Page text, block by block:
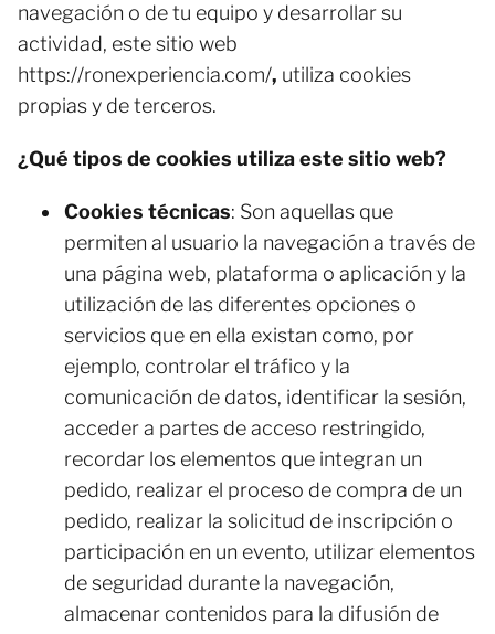
navegación o de tu equipo y desarrollar su
actividad, este sitio web
https://ronexperiencia.com/, utiliza cookies
propias y de terceros.
¿Qué tipos de cookies utiliza este sitio web?
Cookies técnicas: Son aquellas que
permiten al usuario la navegación a través de
una página web, plataforma o aplicación y la
utilización de las diferentes opciones o
servicios que en ella existan como, por
ejemplo, controlar el tráfico y la
comunicación de datos, identificar la sesión,
acceder a partes de acceso restringido,
recordar los elementos que integran un
pedido, realizar el proceso de compra de un
pedido, realizar la solicitud de inscripción o
participación en un evento, utilizar elementos
de seguridad durante la navegación,
almacenar contenidos para la difusión de